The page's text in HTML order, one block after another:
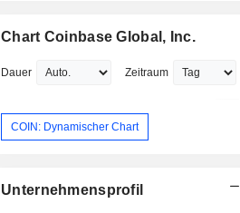
Chart Coinbase Global, Inc.
Dauer Zeitraum
COIN: Dynamischer Chart
Unternehmensprofil